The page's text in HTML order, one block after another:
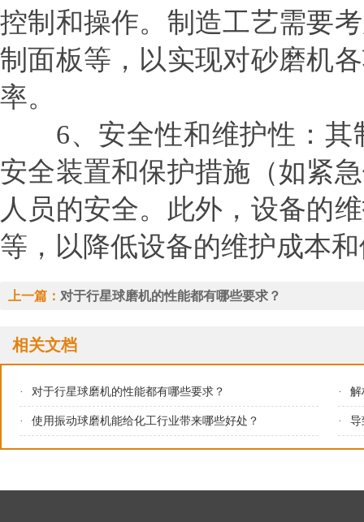
控制和操作。制造工艺需要
制面板等，以实现对砂磨机
率。
6、安全性和维护性：其
安全装置和保护措施（如紧
人员的安全。此外，设备的
等，以降低设备的维护成本
上一篇： 对于行星球磨机的性能都有哪些要求？
相关文档
· 对于行星球磨机的性能都有哪些要求？ · 解
· 使用振动球磨机能给化工行业带来哪些好处？ · 导